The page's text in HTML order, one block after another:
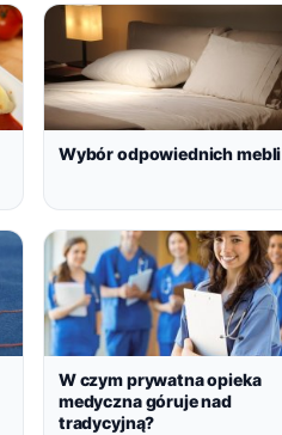
Wybór odpowiednich mebli
W czym prywatna opieka
medyczna góruje nad
tradycyjną?